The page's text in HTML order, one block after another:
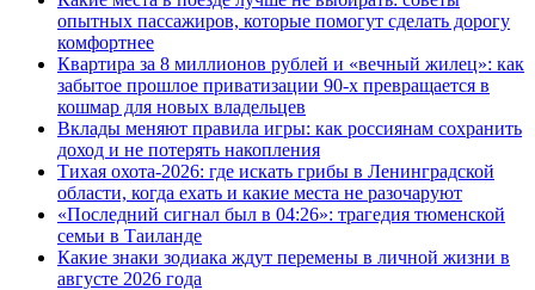
опытных пассажиров, которые помогут сделать дорогу
комфортнее
Квартира за 8 миллионов рублей и «вечный жилец»: как
забытое прошлое приватизации 90-х превращается в
кошмар для новых владельцев
Вклады меняют правила игры: как россиянам сохранить
доход и не потерять накопления
Тихая охота-2026: где искать грибы в Ленинградской
области, когда ехать и какие места не разочаруют
«Последний сигнал был в 04:26»: трагедия тюменской
семьи в Таиланде
Какие знаки зодиака ждут перемены в личной жизни в
августе 2026 года